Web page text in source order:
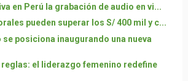
en Perú la grabación de audio en vi...
pueden superar los S/ 400 mil y c...
se posiciona inaugurando una nueva
reglas: el liderazgo femenino redefine